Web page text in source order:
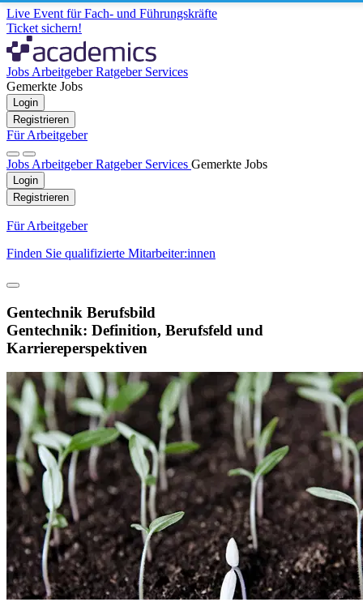
Live Event für Fach- und Führungskräfte
Ticket sichern!
Jobs ArbeitgeberRatgeber Services
Gemerkte Jobs
Login
Registrieren
Für Arbeitgeber
Jobs ArbeitgeberRatgeber Services Gemerkte Jobs
Login
Registrieren
Für Arbeitgeber
Finden Sie qualifizierte Mitarbeiter:innen
Gentechnik Berufsbild
Gentechnik: Definition, Berufsfeld und
Karriereperspektiven